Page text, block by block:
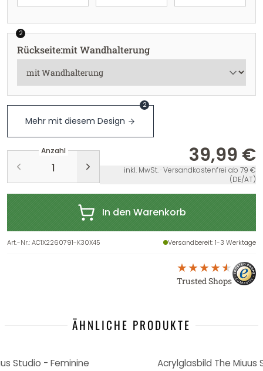
2
Rückseite:mit Wandhalterung
Mehr mit diesem Design
2
Anzahl 39,99 €
inkl. MwSt. · Versandkostenfrei ab 79 €
(DE/AT)
In den Warenkorb
Art.-Nr.:AC1X2260791-K30X45 Versandbereit: 1-3 Werktage
Trusted Shops
ÄHNLICHE PRODUKTE
Studio - Feminine
Acrylglasbild The